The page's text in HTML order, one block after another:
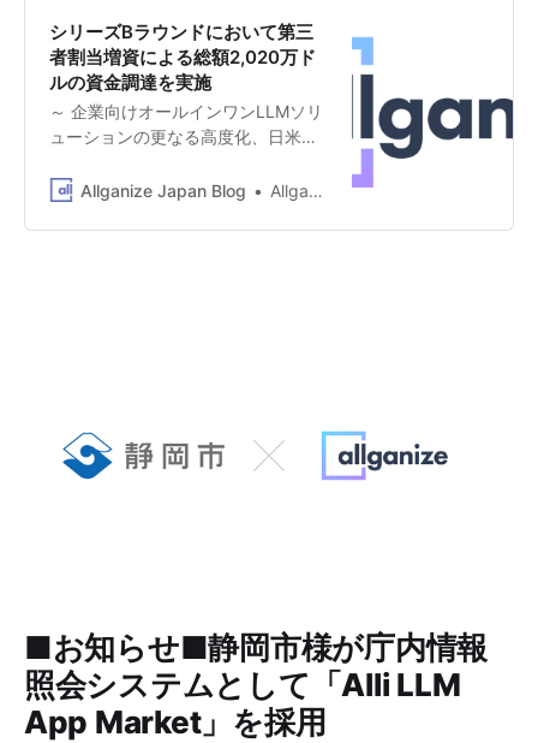
シリーズBラウンドにおいて第三
者割当増資による総額2,020万ド
ルの資金調達を実施
～ 企業向けオールインワンLLMソリ
ューションの更なる高度化、日米韓
開を加速 ～ AIで企業の生産性を革新
ョンを提供するAllganize Holdings株
KDDI Open Innovation Fund 3号
（運営者：グローバル・ブレイン株
計調達額は約3,120万ドル（約46.
Allganize Japan Blog Allganize Japan
■お知らせ■静岡市様が庁内情報
照会システムとして「Alli LLM
App Market」を採用